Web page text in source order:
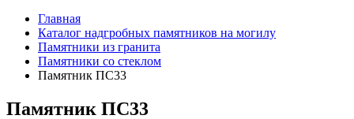
Главная
Каталог надгробных памятников на могилу
Памятники из гранита
Памятники со стеклом
Памятник ПС33
Памятник ПС33